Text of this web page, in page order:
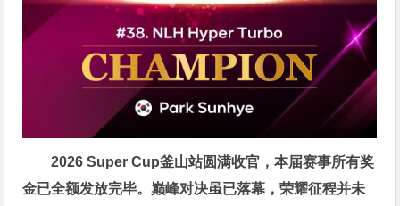
2026 Super Cup釜山站圆满收官，本届赛事所有奖
金已全额发放完毕。巅峰对决虽已落幕，荣耀征程并未